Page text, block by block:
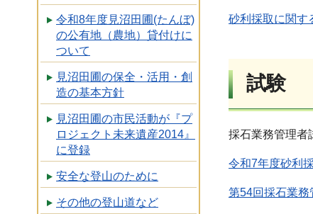
令和8年度見沼田圃(たんぼ)
の公有地（農地）貸付けに
ついて
見沼田圃の保全・活用・創
造の基本方針
見沼田圃の市民活動が『プ
ロジェクト未来遺産2014』
に登録
安全な登山のために
その他の登山道など
砂利採取に関す
試験
採石業務管理者
令和7年度砂利
第54回採石業務